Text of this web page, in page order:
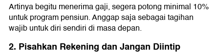
Artinya begitu menerima gaji, segera potong minimal 10%
untuk program pensiun. Anggap saja sebagai tagihan
wajib untuk diri sendiri di masa depan.
2. Pisahkan Rekening dan Jangan Diintip